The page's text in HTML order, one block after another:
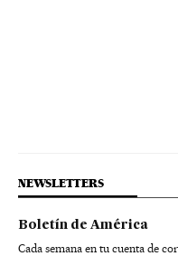
NEWSLETTERS
Boletín de América
Cada semana en tu cuenta de